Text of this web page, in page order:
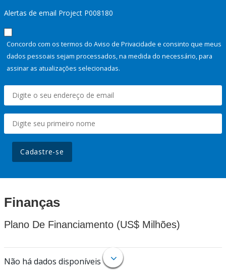
Alertas de email Project P008180
Concordo com os termos do Aviso de Privacidade e consinto que meus
dados pessoais sejam processados, na medida do necessário, para
assinar as atualizações selecionadas.
Cadastre-se
Finanças
Plano De Financiamento (US$ Milhões)
Não há dados disponíveis